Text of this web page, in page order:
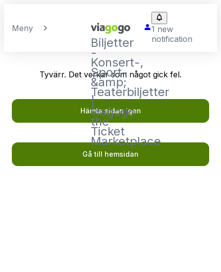
Meny
Biljetter
-
Konsert-,
Sport-
&amp;
Teaterbiljetter
|
viagogo
the
Ticket
Marketplace
1 new
notification
Tyvärr. Det verkar som något gick fel.
Hämta sidan igen
Gå till hemsidan